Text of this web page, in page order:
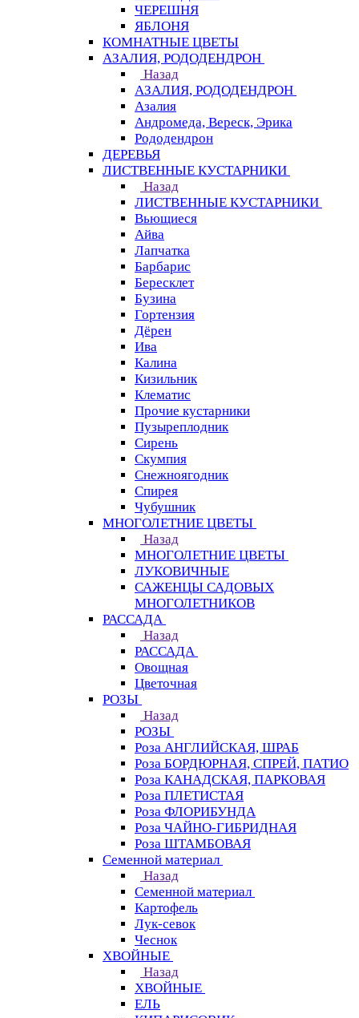
ЧЕРЕШНЯ
ЯБЛОНЯ
КОМНАТНЫЕ ЦВЕТЫ
АЗАЛИЯ, РОДОДЕНДРОН
Назад
АЗАЛИЯ, РОДОДЕНДРОН
Азалия
Андромеда, Вереск, Эрика
Рододендрон
ДЕРЕВЬЯ
ЛИСТВЕННЫЕ КУСТАРНИКИ
Назад
ЛИСТВЕННЫЕ КУСТАРНИКИ
Вьющиеся
Айва
Лапчатка
Барбарис
Бересклет
Бузина
Гортензия
Дёрен
Ива
Калина
Кизильник
Клематис
Прочие кустарники
Пузыреплодник
Сирень
Скумпия
Снежноягодник
Спирея
Чубушник
МНОГОЛЕТНИЕ ЦВЕТЫ
Назад
МНОГОЛЕТНИЕ ЦВЕТЫ
ЛУКОВИЧНЫЕ
САЖЕНЦЫ САДОВЫХ
МНОГОЛЕТНИКОВ
РАССАДА
Назад
РАССАДА
Овощная
Цветочная
РОЗЫ
Назад
РОЗЫ
Роза АНГЛИЙСКАЯ, ШРАБ
Роза БОРДЮРНАЯ, СПРЕЙ, ПАТИО
Роза КАНАДСКАЯ, ПАРКОВАЯ
Роза ПЛЕТИСТАЯ
Роза ФЛОРИБУНДА
Роза ЧАЙНО-ГИБРИДНАЯ
Роза ШТАМБОВАЯ
Семенной материал
Назад
Семенной материал
Картофель
Лук-севок
Чеснок
ХВОЙНЫЕ
Назад
ХВОЙНЫЕ
ЕЛЬ